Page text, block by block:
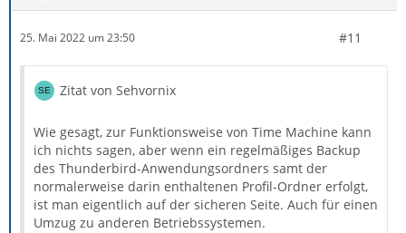
Aber ich wusste nicht, dass sich das verknüpft ist.
Nicht direkt verknüpft. Die Mac "Kontakte" können in TB
als eigenständiges AB "Mac OS X Adressbuch" angezeigt
nicht editiert werden. Das geht nur, wenn man eine
Synchronisation durch das Erstellen eines CardDav
Adressbuchs einrichtet. Ich finde es sehr praktisch, da
gleichzeitig auch meine Kontakte auf dem Smartphone
automatisch synchronisiert werden.
Wenn du die Kontakte.app von Apple nicht benutzt, ist
diese Option für dich natürlich uninteressant.
25. Mai 2022 um 23:50 #11
Zitat von Sehvornix
Wie gesagt, zur Funktionsweise von Time Machine kann
ich nichts sagen, aber wenn ein regelmäßiges Backup
des Thunderbird-Anwendungsordners samt der
normalerweise darin enthaltenen Profil-Ordner erfolgt,
ist man eigentlich auf der sicheren Seite. Auch für einen
Umzug zu anderen Betriebssystemen.